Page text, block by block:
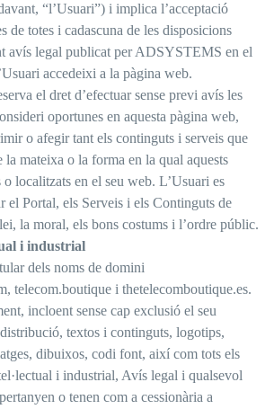
“l’Usuari”) i implica l’acceptació
de totes i cadascuna de les disposicions
avís legal publicat per ADSYSTEMS en el
accedeixi a la pàgina web.
el dret d’efectuar sense previ avís les
oportunes en aquesta pàgina web,
o afegir tant els continguts i serveis que
la mateixa o la forma en la qual aquests
o localitzats en el seu web. L’Usuari es
el Portal, els Serveis i els Continguts de
la moral, els bons costums i l’ordre públic.
i industrial
dels noms de domini
telecom.boutique i thetelecomboutique.es.
incloent sense cap exclusió el seu
textos i continguts, logotips,
dibuixos, codi font, així com tots els
i industrial, Avís legal i qualsevol
o tenen com a cessionària a